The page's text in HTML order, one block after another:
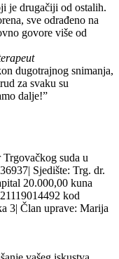
je drugačiji od ostalih.
sve odrađeno na
govore više od
dugotrajnog snimanja,
za svaku su
dalje!”
suda u
Sjedište: Trg. dr.
20.000,00 kuna
kod
3| Član uprave: Marija